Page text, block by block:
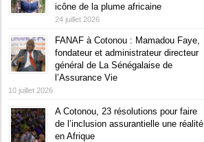
icône de la plume africaine
24 juillet 2026
FANAF à Cotonou : Mamadou Faye,
fondateur et administrateur directeur
général de La Sénégalaise de
l’Assurance Vie
10 juillet 2026
A Cotonou, 23 résolutions pour faire
de l’inclusion assurantielle une réalité
en Afrique